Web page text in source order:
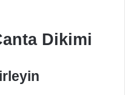
Dikimi